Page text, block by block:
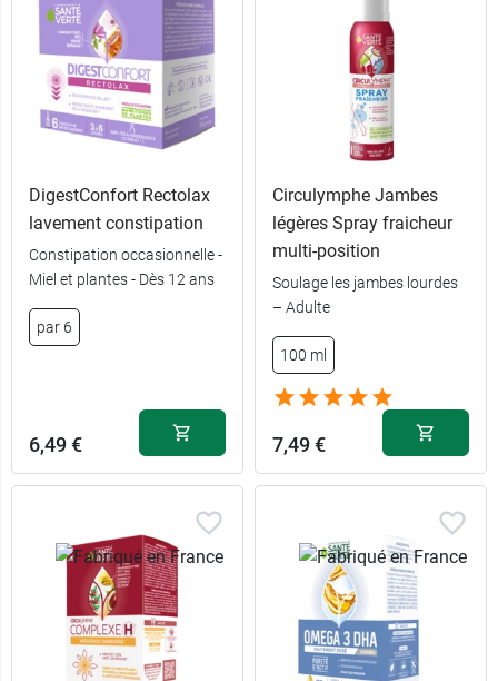
DigestConfort Rectolax
lavement constipation
Constipation occasionnelle -
Miel et plantes - Dès 12 ans
par 6
6,49 €
Circulymphe Jambes
légères Spray fraicheur
multi-position
Soulage les jambes lourdes
– Adulte
100 ml
7,49 €